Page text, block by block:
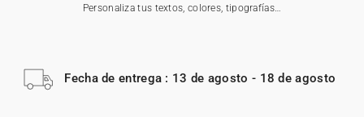
Personaliza tus textos, colores, tipografías…
Fecha de entrega : 13 de agosto - 18 de agosto